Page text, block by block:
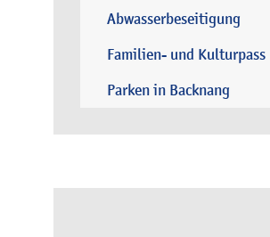
Abwasserbeseitigung
Familien- und Kulturpass
Parken in Backnang